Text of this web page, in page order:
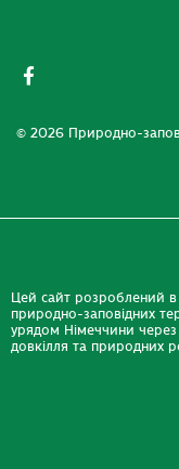
© 2026 Природно-
Цей сайт розроблений в
природно-заповідних
урядом Німеччини через
довкілля та природних